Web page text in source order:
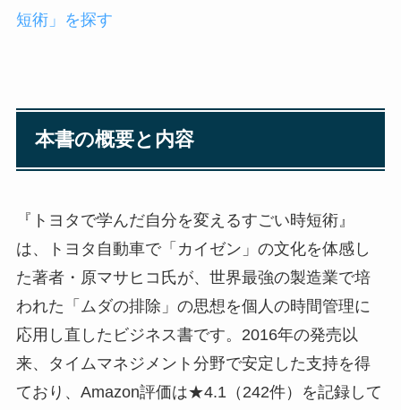
短術」を探す
本書の概要と内容
『トヨタで学んだ自分を変えるすごい時短術』
は、トヨタ自動車で「カイゼン」の文化を体感し
た著者・原マサヒコ氏が、世界最強の製造業で培
われた「ムダの排除」の思想を個人の時間管理に
応用し直したビジネス書です。2016年の発売以
来、タイムマネジメント分野で安定した支持を得
ており、Amazon評価は★4.1（242件）を記録して